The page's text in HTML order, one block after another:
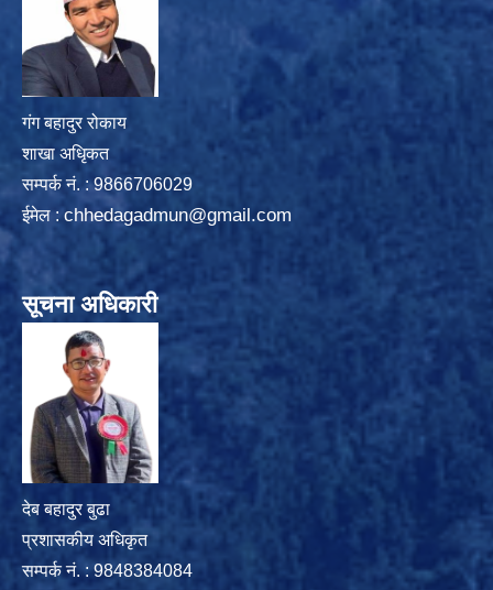
गंग बहादुर रोकाय
शाखा अधिृकत
सम्पर्क न‌ं. : 9866706029
ईमेल : chhedagadmun@gmail.com
सूचना अधिकारी
देब बहादुर बुढा
प्रशासकीय अधिकृत
सम्पर्क नं. : 9848384084